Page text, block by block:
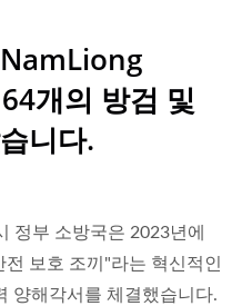
개의 방검 및
니다.
정부 소방국은 2023년에
보호 조끼"라는 혁신적인
양해각서를 체결했습니다.